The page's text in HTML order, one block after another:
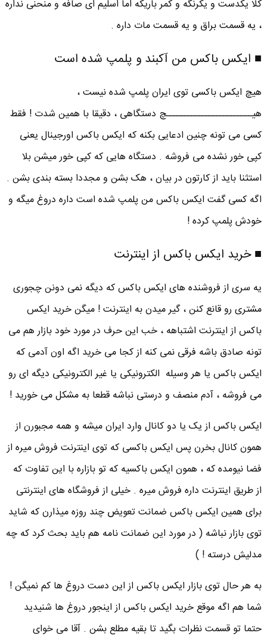
کلا یکدست و یکرنگه و کمر باریکه اما اسلیم ای صافه و منحنی نداره
، یه قسمت براق و یه قسمت مات داره .
■ ایکس باکس من آکبند و پلمپ شده است
هیچ ایکس باکسی توی ایران پلمپ شده نیست ،
هیــــــــــــــــــــــــچ دستگاهی ، دقیقا با همین شدت ! فقط
کسی می تونه چنین ادعایی بکنه که ایکس باکس اورجینال یعنی
کپی خور نشده می فروشه . دستگاه هایی که کپی خور میشن بلا
استثنا باید از کارتون در بیان ، هک بشن و مجددا بسته بندی بشن .
اگه کسی گفت ایکس باکس من پلمپ شده است داره دروغ میگه و
خودش پلمپ کرده !
■ خرید ایکس باکس از اینترنت
یه سری از فروشنده های ایکس باکس که دیگه نمی دونن چجوری
مشتری رو قانع کنن ، گیر میدن به اینترنت ! میگن خرید ایکس
باکس از اینترنت اشتباهه ، خب این حرف در مورد خود بازار هم می
تونه صادق باشه فرقی نمی کنه از کجا می خرید اگه اون آدمی که
ایکس باکس یا هر وسیله الکترونیکی یا غیر الکترونیکی دیگه ای رو
می فروشه ، آدم منصف و درستی نباشه قطعا به مشکل می خورید !
ایکس باکس از یک یا دو کانال وارد ایران میشه و همه مجبورن از
همون کانال بخرن پس ایکس باکسی که توی اینترنت فروش میره از
فضا نیومده که ، همون ایکس باکسیه که تو بازاره با این تفاوت که
از طریق اینترنت داره فروش میره . خیلی از فروشگاه های اینترنتی
برای همین ایکس باکس ضمانت تعویض چند روزه میذارن که شاید
توی بازار نباشه ( در مورد این ضمانت نامه هم باید بحث کرد که چه
مدلیش درسته ! )
به هر حال توی بازار ایکس باکس از این دست دروغ ها کم نمیگن !
شما هم اگه موقع خرید ایکس باکس از اینجور دروغ ها شنیدید
حتما تو قسمت نظرات بگید تا بقیه مطلع بشن . آقا می خوای